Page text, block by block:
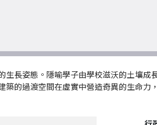
長姿態。隱喻學子由學校滋沃的土壤
築的過渡空間在虛實中營造奇異的生命